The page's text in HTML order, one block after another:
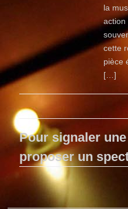
la
action
cette
pièce
[…]
Pour signaler
proposer un